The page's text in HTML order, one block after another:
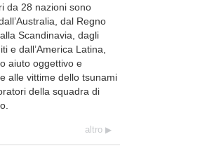
da 28 nazioni sono
dal Regno
Scandinavia, dagli
e dall’America Latina,
aiuto oggettivo e
alle vittime dello tsunami
della squadra di
altro